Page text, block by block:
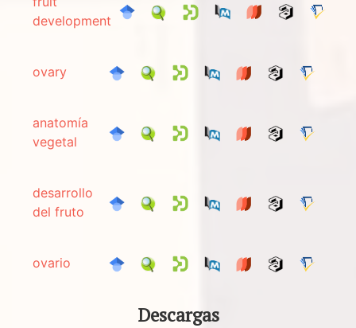
development
ovary
anatomía
vegetal
desarrollo
del fruto
ovario
Descargas